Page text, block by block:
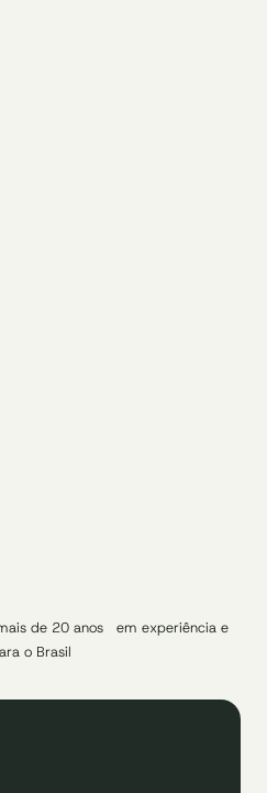
de 20 anos em experiência e
o Brasil